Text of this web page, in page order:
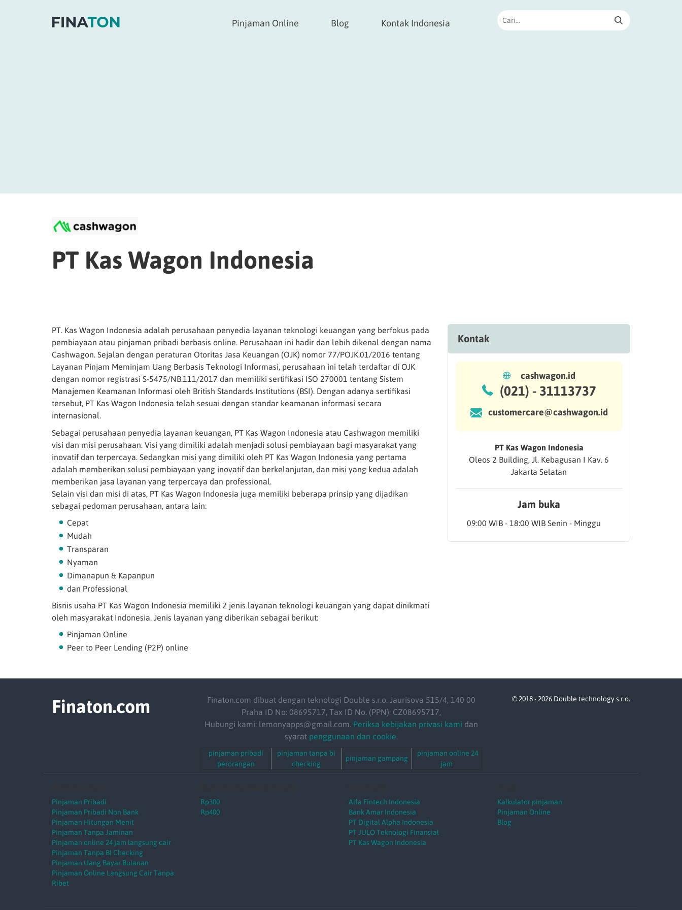
Pinjaman Online Blog Kontak Indonesia
PT Kas Wagon Indonesia
PT. Kas Wagon Indonesia adalah perusahaan penyedia layanan teknologi keuangan yang berfokus pada
pembiayaan atau pinjaman pribadi berbasis online. Perusahaan ini hadir dan lebih dikenal dengan nama
Cashwagon. Sejalan dengan peraturan Otoritas Jasa Keuangan (OJK) nomor 77/POJK.01/2016 tentang
Layanan Pinjam Meminjam Uang Berbasis Teknologi Informasi, perusahaan ini telah terdaftar di OJK
dengan nomor registrasi S-5475/NB.111/2017 dan memiliki sertifikasi ISO 270001 tentang Sistem
Manajemen Keamanan Informasi oleh British Standards Institutions (BSI). Dengan adanya sertifikasi
tersebut, PT Kas Wagon Indonesia telah sesuai dengan standar keamanan informasi secara
internasional.
Sebagai perusahaan penyedia layanan keuangan, PT Kas Wagon Indonesia atau Cashwagon memiliki
visi dan misi perusahaan. Visi yang dimiliki adalah menjadi solusi pembiayaan bagi masyarakat yang
inovatif dan terpercaya. Sedangkan misi yang dimiliki oleh PT Kas Wagon Indonesia yang pertama
adalah memberikan solusi pembiayaan yang inovatif dan berkelanjutan, dan misi yang kedua adalah
memberikan jasa layanan yang terpercaya dan professional.
Selain visi dan misi di atas, PT Kas Wagon Indonesia juga memiliki beberapa prinsip yang dijadikan
sebagai pedoman perusahaan, antara lain:
Cepat
Mudah
Transparan
Nyaman
Dimanapun & Kapanpun
dan Professional
Bisnis usaha PT Kas Wagon Indonesia memiliki 2 jenis layanan teknologi keuangan yang dapat dinikmati
oleh masyarakat Indonesia. Jenis layanan yang diberikan sebagai berikut:
Pinjaman Online
Peer to Peer Lending (P2P) online
Kontak
cashwagon.id
(021) - 31113737
customercare@cashwagon.id
PT Kas Wagon Indonesia
Oleos 2 Building, Jl. Kebagusan I Kav. 6
Jakarta Selatan
Jam buka
09:00 WIB - 18:00 WIB Senin - Minggu
Finaton.com
Finaton.com dibuat dengan teknologi Double s.r.o. Jaurisova 515/4, 140 00
Praha ID No: 08695717, Tax ID No. (PPN): CZ08695717,
Hubungi kami: lemonyapps@gmail.com. Periksa kebijakan privasi kami dan
syarat penggunaan dan cookie.
pinjaman pribadi
perorangan
pinjaman tanpa bi
checking
pinjaman gampang
pinjaman online 24
jam
© 2018 - 2026 Double technology s.r.o.
Pinjaman Pribadi
Pinjaman Pribadi Non Bank
Pinjaman Hitungan Menit
Pinjaman Tanpa Jaminan
Pinjaman online 24 jam langsung cair
Pinjaman Tanpa BI Checking
Pinjaman Uang Bayar Bulanan
Pinjaman Online Langsung Cair Tanpa
Ribet
Rp300
Rp400
Alfa Fintech Indonesia
Bank Amar Indonesia
PT Digital Alpha Indonesia
PT JULO Teknologi Finansial
PT Kas Wagon Indonesia
Kalkulator pinjaman
Pinjaman Online
Blog